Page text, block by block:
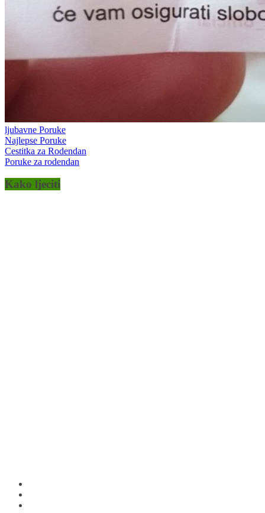
ljubavne Poruke
Najlepse Poruke
Cestitka za Rodendan
Poruke za rodendan
Kako ljeciti